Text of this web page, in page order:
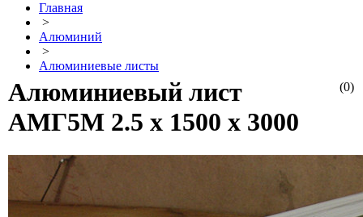
Главная
>
Алюминий
>
Алюминиевые листы
(0)
Алюминиевый лист
АМГ5М 2.5 х 1500 х 3000